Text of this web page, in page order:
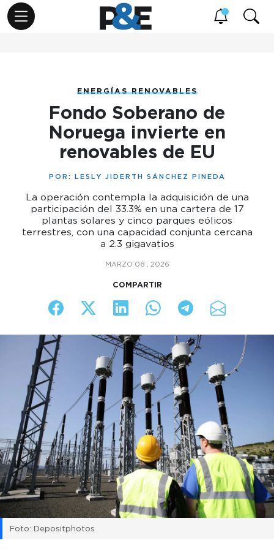
ENERGÍAS RENOVABLES
Fondo Soberano de
Noruega invierte en
renovables de EU
POR: LESLY JIDERTH SÁNCHEZ PINEDA
La operación contempla la adquisición de una
participación del 33.3% en una cartera de 17
plantas solares y cinco parques eólicos
terrestres, con una capacidad conjunta cercana
a 2.3 gigavatios
MARZO 08 , 2026
COMPARTIR
Foto: Depositphotos